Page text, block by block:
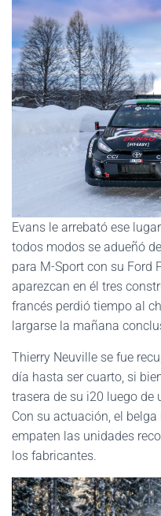
Evans le arrebató ese
todos modos se adueñó
para M-Sport con su Ford
aparezcan en él tres
francés perdió tiempo al
largarse la mañana
Thierry Neuville se fue
día hasta ser cuarto, si
trasera de su i20 luego de
Con su actuación, el
empaten las unidades
los fabricantes.